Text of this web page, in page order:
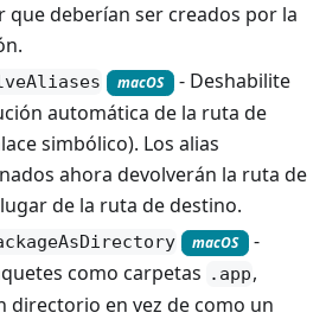
que deberían ser creados por la
macOS
- Deshabilite
automática de la ruta de
simbólico). Los alias
ahora devolverán la ruta de
de la ruta de destino.
macOS
-
como carpetas .app,
directorio en vez de como un